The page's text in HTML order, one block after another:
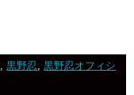
,黒野忍,黒野忍オフィシ